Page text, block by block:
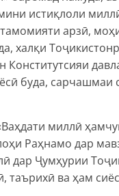
истиқлоли
арзӣ,
халқи
Конститутсияи
буда,
миллӣ
Раҳнамо дар
дар Ҷумҳурии
таърихӣ ва ҳам